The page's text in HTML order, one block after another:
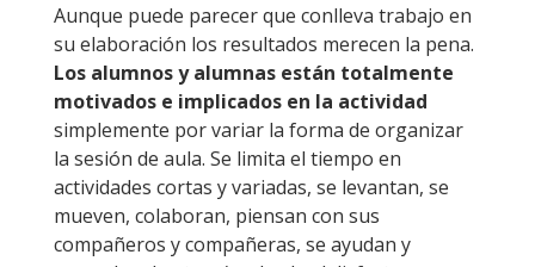
Aunque puede parecer que conlleva trabajo en
su elaboración los resultados merecen la pena.
Los alumnos y alumnas están totalmente
motivados e implicados en la actividad
simplemente por variar la forma de organizar
la sesión de aula. Se limita el tiempo en
actividades cortas y variadas, se levantan, se
mueven, colaboran, piensan con sus
compañeros y compañeras, se ayudan y